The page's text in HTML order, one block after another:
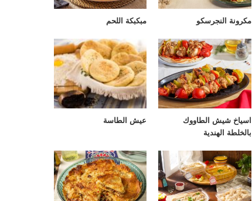
مكرونة النجرسكو مبكبكة اللحم
اسياخ شيش الطاووك
بالخلطة الهندية
عيش الطاسة